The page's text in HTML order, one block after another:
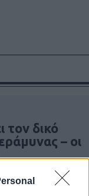
δικό
– οι